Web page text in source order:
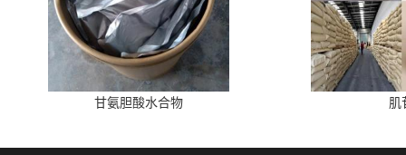
甘氨胆酸水合物 肌